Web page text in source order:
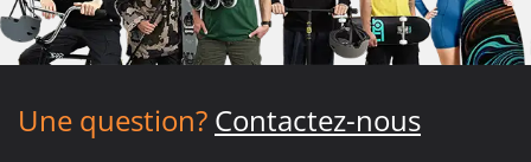
Une question? Contactez-nous